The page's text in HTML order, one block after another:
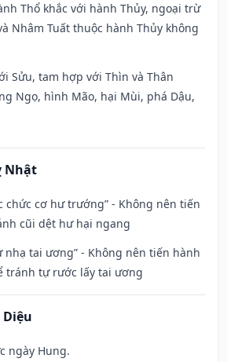
Thổ khắc với hành Thủy, ngoại trừ
Nhâm Tuất thuộc hành Thủy không
Sửu, tam hợp với Thìn và Thân
Ngọ, hình Mão, hại Mùi, phá Dậu,
Nhật
chức cơ hư trướng” - Không nên tiến
cũi dệt hư hại ngang
nhạ tai ương” - Không nên tiến hành
tránh tự rước lấy tai ương
ngày Hung.